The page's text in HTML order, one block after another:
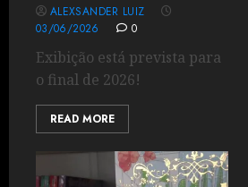
ALEXSANDER LUIZ
03/06/2026
0
Exibição está prevista para
o final de 2026!
READ MORE